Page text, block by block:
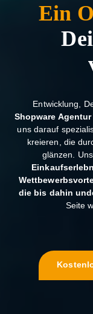
Ein
Entwicklung,
Shopware
uns darauf
kreieren, die
glänzen.
die bis dahin
Seite